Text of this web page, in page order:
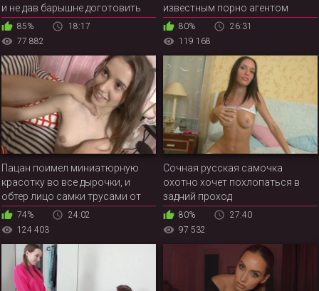
и не дав барышне доготовить
ужин85%
18:17
77 882
известным порно агентом
80%
26:31
119 168
Пацан поимел миниатюрную
красотку во все дырочки, и
обтер лицо самки трусами от
спермы
74%
24:02
124 403
Сочная русская самочка
охотно хочет похлопаться в
задний проход
80%
27:40
97 532